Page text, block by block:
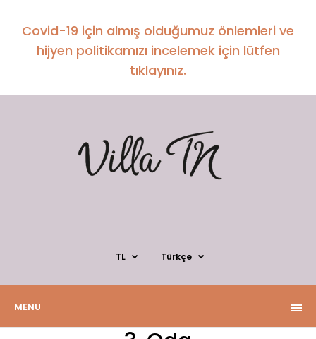
Covid-19 için almış olduğumuz önlemleri ve
hijyen politikamızı incelemek için lütfen
tıklayınız.
TL Türkçe
MENU